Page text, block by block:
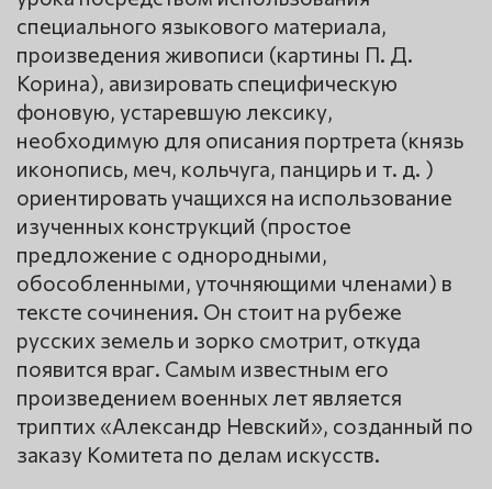
специального языкового материала,
произведения живописи (картины П. Д.
Корина), авизировать специфическую
фоновую, устаревшую лексику,
необходимую для описания портрета (князь
иконопись, меч, кольчуга, панцирь и т. д. )
ориентировать учащихся на использование
изученных конструкций (простое
предложение с однородными,
обособленными, уточняющими членами) в
тексте сочинения. Он стоит на рубеже
русских земель и зорко смотрит, откуда
появится враг. Самым известным его
произведением военных лет является
триптих «Александр Невский», созданный по
заказу Комитета по делам искусств.